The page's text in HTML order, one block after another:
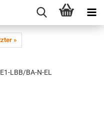
»
LBB/BA-N-EL